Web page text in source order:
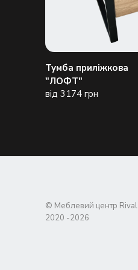
Тумба приліжкова
"ЛОФТ"
від 3174 грн
© Меблевий центр Rival